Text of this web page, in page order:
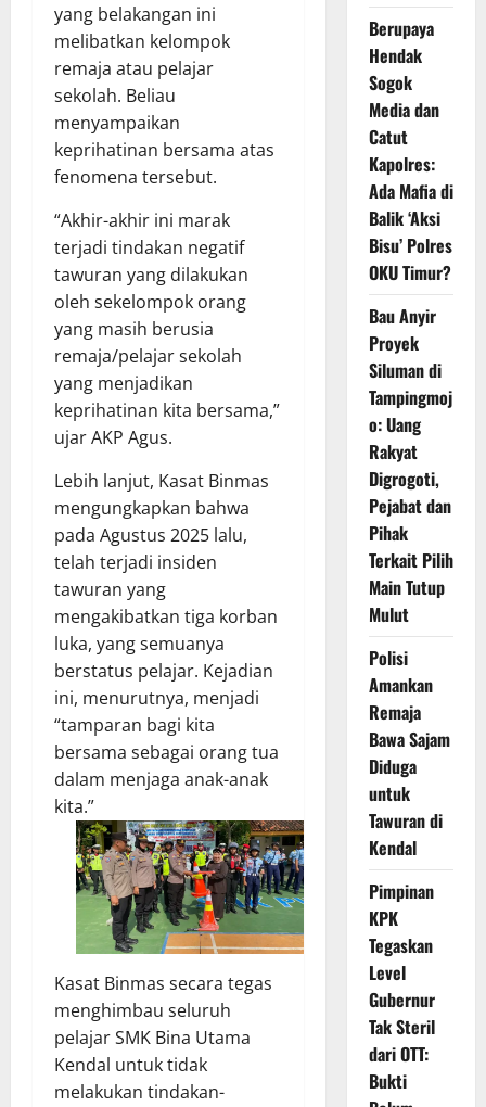
yang belakangan ini
melibatkan kelompok
remaja atau pelajar
sekolah. Beliau
menyampaikan
keprihatinan bersama atas
fenomena tersebut.
“Akhir-akhir ini marak
terjadi tindakan negatif
tawuran yang dilakukan
oleh sekelompok orang
yang masih berusia
remaja/pelajar sekolah
yang menjadikan
keprihatinan kita bersama,”
ujar AKP Agus.
Lebih lanjut, Kasat Binmas
mengungkapkan bahwa
pada Agustus 2025 lalu,
telah terjadi insiden
tawuran yang
mengakibatkan tiga korban
luka, yang semuanya
berstatus pelajar. Kejadian
ini, menurutnya, menjadi
“tamparan bagi kita
bersama sebagai orang tua
dalam menjaga anak-anak
kita.”
Kasat Binmas secara tegas
menghimbau seluruh
pelajar SMK Bina Utama
Kendal untuk tidak
melakukan tindakan-
Berupaya
Hendak
Sogok
Media dan
Catut
Kapolres:
Ada Mafia di
Balik ‘Aksi
Bisu’ Polres
OKU Timur?
Bau Anyir
Proyek
Siluman di
Tampingmoj
o: Uang
Rakyat
Digrogoti,
Pejabat dan
Pihak
Terkait Pilih
Main Tutup
Mulut
Polisi
Amankan
Remaja
Bawa Sajam
Diduga
untuk
Tawuran di
Kendal
Pimpinan
KPK
Tegaskan
Level
Gubernur
Tak Steril
dari OTT:
Bukti